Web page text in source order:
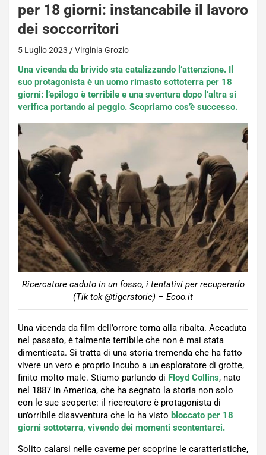
per 18 giorni: instancabile il lavoro
dei soccorritori
5 Luglio 2023 Virginia Grozio
Una vicenda da brivido sta catalizzando l’attenzione. Il
suo protagonista è un uomo rimasto sottoterra per 18
giorni: l’epilogo è terribile e una sventura dopo l’altra si
verifica portando al peggio. Scopriamo cos’è successo.
Ricercatore caduto in un fosso, i tentativi per recuperarlo
(Tik tok @tigerstorie) – Ecoo.it
Una vicenda da film dell’orrore torna alla ribalta. Accaduta
nel passato, è talmente terribile che non è mai stata
dimenticata. Si tratta di una storia tremenda che ha fatto
vivere un vero e proprio incubo a un esploratore di grotte,
finito molto male. Stiamo parlando di Floyd Collins, nato
nel 1887 in America, che ha segnato la storia non solo
con le sue scoperte: il ricercatore è protagonista di
un’orribile disavventura che lo ha visto bloccato per 18
giorni sottoterra, vivendo dei momenti scontentarci.
Solito calarsi nelle caverne per scoprine le caratteristiche,